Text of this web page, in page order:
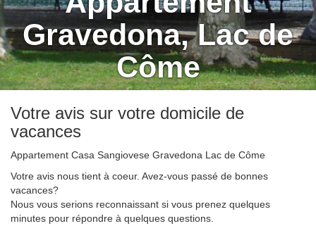
Gravedona, Lac de
Côme
Votre avis sur votre domicile de
vacances
Appartement Casa Sangiovese Gravedona Lac de Côme
Votre avis nous tient à coeur. Avez-vous passé de bonnes
vacances?
Nous vous serions reconnaissant si vous prenez quelques
minutes pour répondre à quelques questions.